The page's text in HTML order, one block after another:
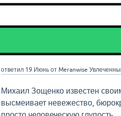
ответил 19 Июнь отMeranwise
Михаил Зощенко известен
высмеивает невежество,